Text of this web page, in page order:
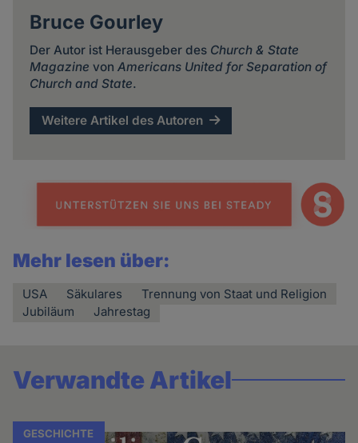
Bruce Gourley
Der Autor ist Herausgeber des Church & State
Magazine von Americans United for Separation of
Church and State.
Weitere Artikel des Autoren
Mehr lesen über:
USA Säkulares
Trennung von Staat und Religion
Jubiläum
Jahrestag
Verwandte Artikel
GESCHICHTE